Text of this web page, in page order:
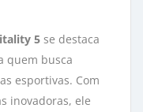
5 se destaca
quem busca
esportivas. Com
inovadoras, ele